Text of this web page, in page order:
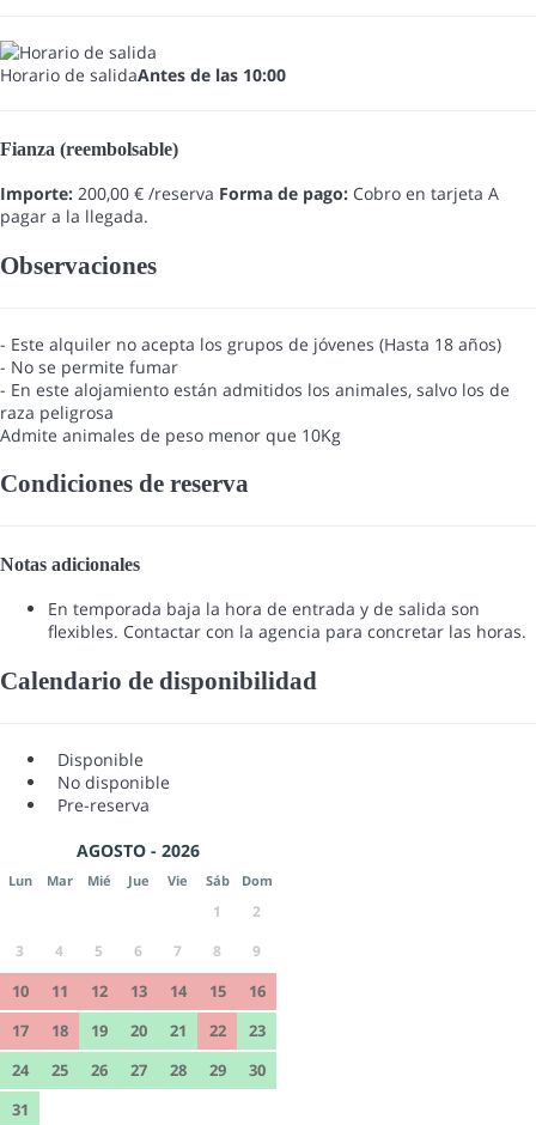
Horario de salidaAntes de las 10:00
Fianza (reembolsable)
Importe: 200,00 € /reserva Forma de pago: Cobro en tarjeta A
pagar a la llegada.
Observaciones
- Este alquiler no acepta los grupos de jóvenes (Hasta 18 años)
- No se permite fumar
- En este alojamiento están admitidos los animales, salvo los de
raza peligrosa
Admite animales de peso menor que 10Kg
Condiciones de reserva
Notas adicionales
En temporada baja la hora de entrada y de salida son
flexibles. Contactar con la agencia para concretar las horas.
Calendario de disponibilidad
Disponible
No disponible
Pre-reserva
AGOSTO - 2026
Lun Mar Mié Jue Vie Sáb Dom
1
2
3
4 5 6 7 8 9
10 11 12 13 14 15
16
17
18 19 20 21 22
23
24
25 26 27 28 29
30
31